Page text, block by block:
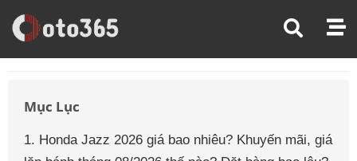
Trang Chủ Giá Xe Ô Tô
Mục Lục
1. Honda Jazz 2026 giá bao nhiêu? Khuyến mãi, giá